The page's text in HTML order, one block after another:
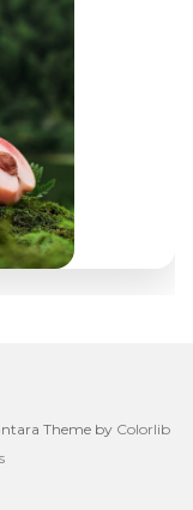
Theme by Colorlib